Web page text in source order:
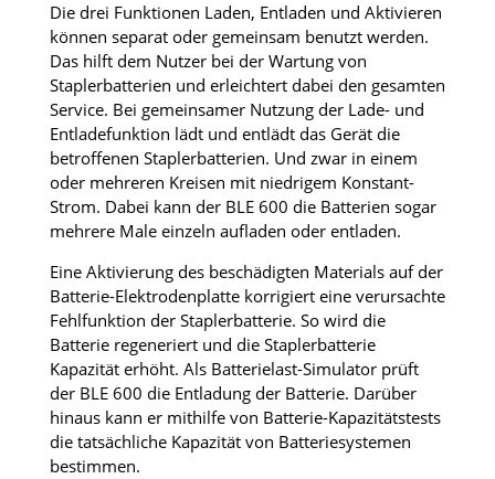
Die drei Funktionen Laden, Entladen und Aktivieren
können separat oder gemeinsam benutzt werden.
Das hilft dem Nutzer bei der Wartung von
Staplerbatterien und erleichtert dabei den gesamten
Service. Bei gemeinsamer Nutzung der Lade- und
Entladefunktion lädt und entlädt das Gerät die
betroffenen Staplerbatterien. Und zwar in einem
oder mehreren Kreisen mit niedrigem Konstant-
Strom. Dabei kann der BLE 600 die Batterien sogar
mehrere Male einzeln aufladen oder entladen.
Eine Aktivierung des beschädigten Materials auf der
Batterie-Elektrodenplatte korrigiert eine verursachte
Fehlfunktion der Staplerbatterie. So wird die
Batterie regeneriert und die Staplerbatterie
Kapazität erhöht. Als Batterielast-Simulator prüft
der BLE 600 die Entladung der Batterie. Darüber
hinaus kann er mithilfe von Batterie-Kapazitätstests
die tatsächliche Kapazität von Batteriesystemen
bestimmen.